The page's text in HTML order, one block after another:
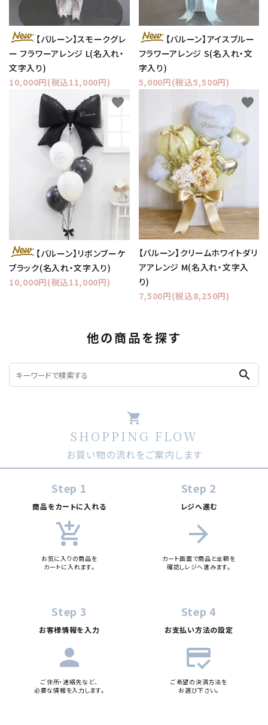
【バルーン】スモークグレ
ー フラワーアレンジ L(名入れ・
文字入り)
10,000円(税込11,000円)
【バルーン】アイスブルー
フラワーアレンジ S(名入れ・文
字入り)
5,000円(税込5,500円)
【バルーン】リボンブーケ
ブラック(名入れ・文字入り)
10,000円(税込11,000円)
favorite
【バルーン】クリームホワイトダリ
アアレンジ M(名入れ・文字入
り)
7,500円(税込8,250円)
favorite
他の商品を探す
search
shopping_cart
SHOPPING FLOW
お買い物の流れをご案内します
Step 1
商品をカートに入れる
add_shopping_cart
お気に入りの商品を
カートに入れます。
Step 2
レジへ進む
arrow_forward
カート画面で商品と金額を
確認しレジへ進みます。
Step 3
お客様情報を入力
person
ご住所・連絡先など、
必要な情報を入力します。
Step 4
お支払い方法の設定
credit_score
ご希望の決済方法を
お選び下さい。